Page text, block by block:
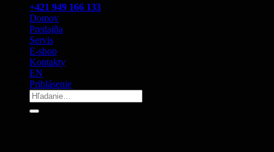
+421 949 166 133
Domov
Predajňa
Servis
E-shop
Kontakty
EN
Prihlásenie
Hľadať: